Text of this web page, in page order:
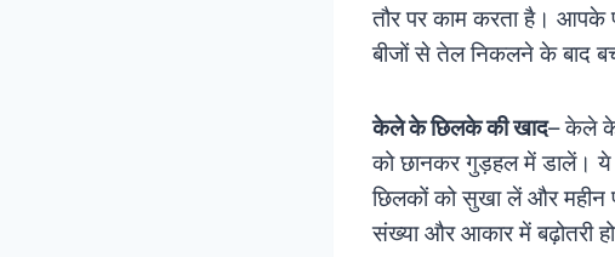
तौर पर काम करता है। आपके
बीजों से तेल निकलने के बाद
केले के छिलके की खाद– केले के
को छानकर गुड़हल में डालें। ये
छिलकों को सुखा लें और महीन
संख्या और आकार में बढ़ोतरी